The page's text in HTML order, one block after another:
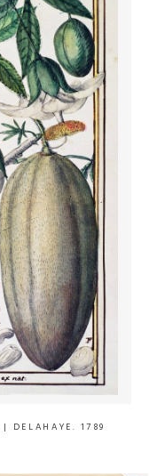
| DELAHAYE. 1789